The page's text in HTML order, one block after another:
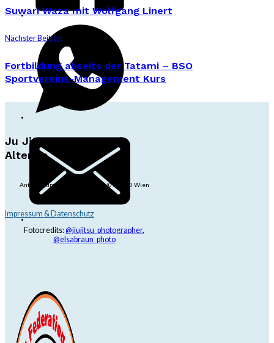
Suwari Waza mit Wolfgang Linert
Nächster Beitrag
Fortbildung abseits der Tatami – BSO
Sportvereins-Management Kurs
Ju Jitsu Ryu Tsunami
Alterlaa
Anton-Baumgartner-Str. 44/B8/01, 1230 Wien
Impressum & Datenschutz
Fotocredits:@jiujitsu_photographer,
@elsabraun_photo